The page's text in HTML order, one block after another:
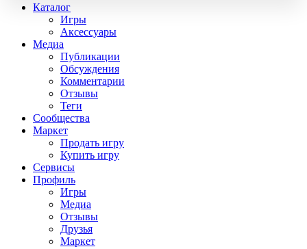
Каталог
Игры
Аксессуары
Медиа
Публикации
Обсуждения
Комментарии
Отзывы
Теги
Сообщества
Маркет
Продать игру
Купить игру
Сервисы
Профиль
Игры
Медиа
Отзывы
Друзья
Маркет